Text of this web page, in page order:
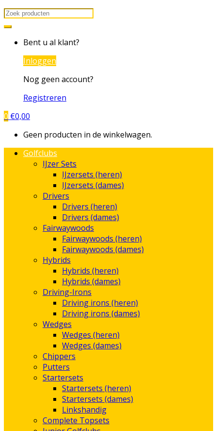
Search
for:
Bent u al klant?
Inloggen
Nog geen account?
Registreren
0 €0,00
Geen producten in de winkelwagen.
Golfclubs
IJzer Sets
IJzersets (heren)
IJzersets (dames)
Drivers
Drivers (heren)
Drivers (dames)
Fairwaywoods
Fairwaywoods (heren)
Fairwaywoods (dames)
Hybrids
Hybrids (heren)
Hybrids (dames)
Driving-Irons
Driving irons (heren)
Driving irons (dames)
Wedges
Wedges (heren)
Wedges (dames)
Chippers
Putters
Startersets
Startersets (heren)
Startersets (dames)
Linkshandig
Complete Topsets